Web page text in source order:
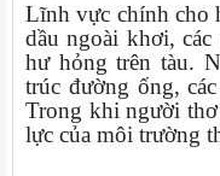
Lĩnh vực chính cho
dầu ngoài khơi,
hư hỏng trên tàu.
trúc đường ống,
Trong khi người
lực của môi trường